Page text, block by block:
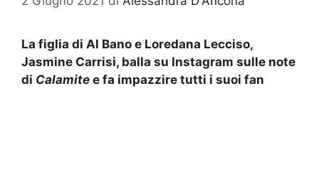
La figlia di Al Bano e Loredana Lecciso,
Jasmine Carrisi, balla su Instagram sulle note
di Calamite e fa impazzire tutti i suoi fan